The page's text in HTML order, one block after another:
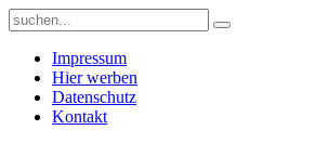
Impressum
Hier werben
Datenschutz
Kontakt